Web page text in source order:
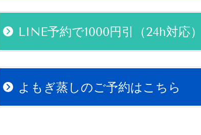
LINE予約で1000円引（24h対応）
よもぎ蒸しのご予約はこちら